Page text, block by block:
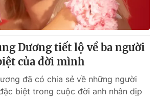
Dương tiết lộ về ba người
của đời mình
đã có chia sẻ về những người
biệt trong cuộc đời anh nhân dịp